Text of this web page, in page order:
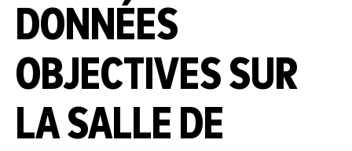
DONNÉES
OBJECTIVES SUR
LA SALLE DE